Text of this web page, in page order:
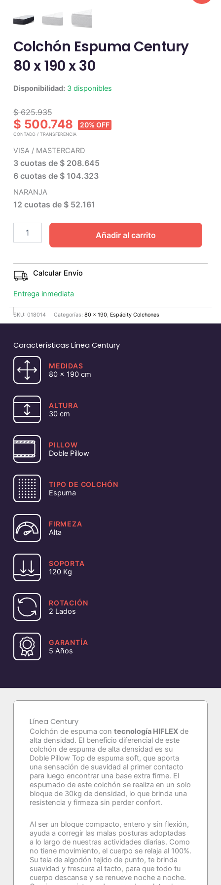
Colchón Espuma Century
80 x 190 x 30
Entrega inmediata
Disponibilidad: 3 disponibles
$ 625.935
$ 500.748 20% OFF
CONTADO / TRANSFERENCIA
VISA / MASTERCARD
3 cuotas de $ 208.645
6 cuotas de $ 104.323
NARANJA
12 cuotas de $ 52.161
Colchón
80
x
190
x
30
cantidad
Añadir al carrito
Calcular Envío
SKU: 018014 Categorías: 80 x 190, Espácity Colchones
Características Línea Century
MEDIDAS
80 x 190 cm
ALTURA
30 cm
PILLOW
Doble Pillow
TIPO DE COLCHÓN
Espuma
FIRMEZA
Alta
SOPORTA
120 Kg
ROTACIÓN
2 Lados
GARANTÍA
5 Años
Línea Century
Colchón de espuma con tecnología HIFLEXde
alta densidad. El beneficio diferencial de este
colchón de espuma de alta densidad es su
Doble Pillow Top de espuma soft, que aporta
una sensación de suavidad al primer contacto
para luego encontrar una base extra firme. El
espumado de este colchón se realiza en un solo
bloque de 30kg de densidad, lo que brinda una
resistencia y firmeza sin perder confort.
Al ser un bloque compacto, entero y sin flexión,
ayuda a corregir las malas posturas adoptadas
a lo largo de nuestras actividades diarias. Como
no tiene movimiento, el cuerpo se relaja al 100%.
Su tela de algodón tejido de punto, te brinda
suavidad y frescura al tacto, para que todo tu
cuerpo descanse y se renueve noche a noche.